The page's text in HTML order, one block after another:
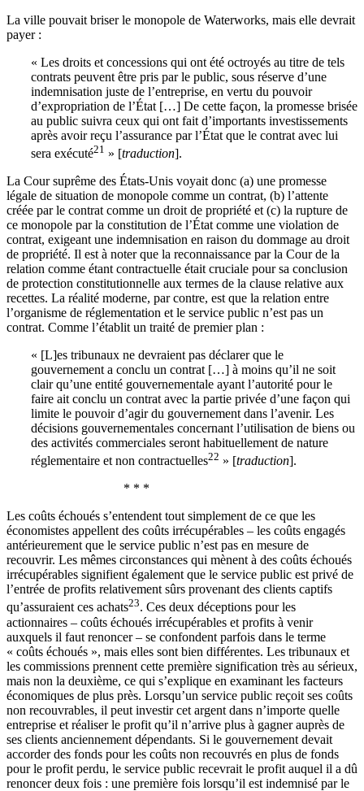
La ville pouvait briser le monopole de Waterworks, mais elle devrait
payer :
« Les droits et concessions qui ont été octroyés au titre de tels
contrats peuvent être pris par le public, sous réserve d’une
indemnisation juste de l’entreprise, en vertu du pouvoir
d’expropriation de l’État […] De cette façon, la promesse brisée
au public suivra ceux qui ont fait d’importants investissements
après avoir reçu l’assurance par l’État que le contrat avec lui
sera exécuté21 » [traduction].
La Cour suprême des États-Unis voyait donc (a) une promesse
légale de situation de monopole comme un contrat, (b) l’attente
créée par le contrat comme un droit de propriété et (c) la rupture de
ce monopole par la constitution de l’État comme une violation de
contrat, exigeant une indemnisation en raison du dommage au droit
de propriété. Il est à noter que la reconnaissance par la Cour de la
relation comme étant contractuelle était cruciale pour sa conclusion
de protection constitutionnelle aux termes de la clause relative aux
recettes. La réalité moderne, par contre, est que la relation entre
l’organisme de réglementation et le service public n’est pas un
contrat. Comme l’établit un traité de premier plan :
« [L]es tribunaux ne devraient pas déclarer que le
gouvernement a conclu un contrat […] à moins qu’il ne soit
clair qu’une entité gouvernementale ayant l’autorité pour le
faire ait conclu un contrat avec la partie privée d’une façon qui
limite le pouvoir d’agir du gouvernement dans l’avenir. Les
décisions gouvernementales concernant l’utilisation de biens ou
des activités commerciales seront habituellement de nature
réglementaire et non contractuelles22 » [traduction].
* * *
Les coûts échoués s’entendent tout simplement de ce que les
économistes appellent des coûts irrécupérables – les coûts engagés
antérieurement que le service public n’est pas en mesure de
recouvrir. Les mêmes circonstances qui mènent à des coûts échoués
irrécupérables signifient également que le service public est privé de
l’entrée de profits relativement sûrs provenant des clients captifs
qu’assuraient ces achats23. Ces deux déceptions pour les
actionnaires – coûts échoués irrécupérables et profits à venir
auxquels il faut renoncer – se confondent parfois dans le terme
« coûts échoués », mais elles sont bien différentes. Les tribunaux et
les commissions prennent cette première signification très au sérieux,
mais non la deuxième, ce qui s’explique en examinant les facteurs
économiques de plus près. Lorsqu’un service public reçoit ses coûts
non recouvrables, il peut investir cet argent dans n’importe quelle
entreprise et réaliser le profit qu’il n’arrive plus à gagner auprès de
ses clients anciennement dépendants. Si le gouvernement devait
accorder des fonds pour les coûts non recouvrés en plus de fonds
pour le profit perdu, le service public recevrait le profit auquel il a dû
renoncer deux fois : une première fois lorsqu’il est indemnisé par le